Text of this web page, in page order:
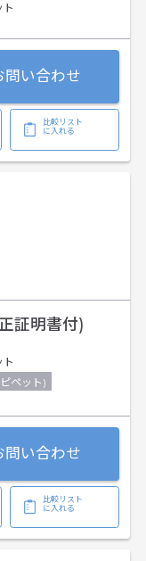
ト
問い合わせ
比較リスト
に入れる
証明書付)
ト
ペット)
問い合わせ
比較リスト
に入れる